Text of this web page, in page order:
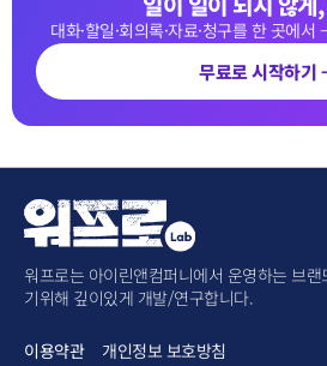
대화·할일·회의록·자료·청구를 한 곳에
무료로 시작하
워프로는 아이린앤컴퍼니에서 운영하는 브
기위해 깊이있게 개발/연구합니다.
이용약관 개인정보 보호방침